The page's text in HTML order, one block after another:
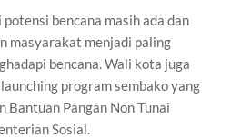
bencana masih ada dan
masyarakat menjadi paling
bencana. Wali kota juga
program sembako yang
Bantuan Pangan Non Tunai
Sosial.